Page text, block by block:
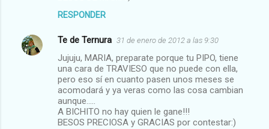
RESPONDER
Te de Ternura 31 de enero de 2012 a las 9:30
Jujuju, MARIA, preparate porque tu PIPO, tiene
una cara de TRAVIESO que no puede con ella,
pero eso sí en cuanto pasen unos meses se
acomodará y ya veras como las cosa cambian
aunque.....
A BICHITO no hay quien le gane!!!
BESOS PRECIOSA y GRACIAS por contestar:)